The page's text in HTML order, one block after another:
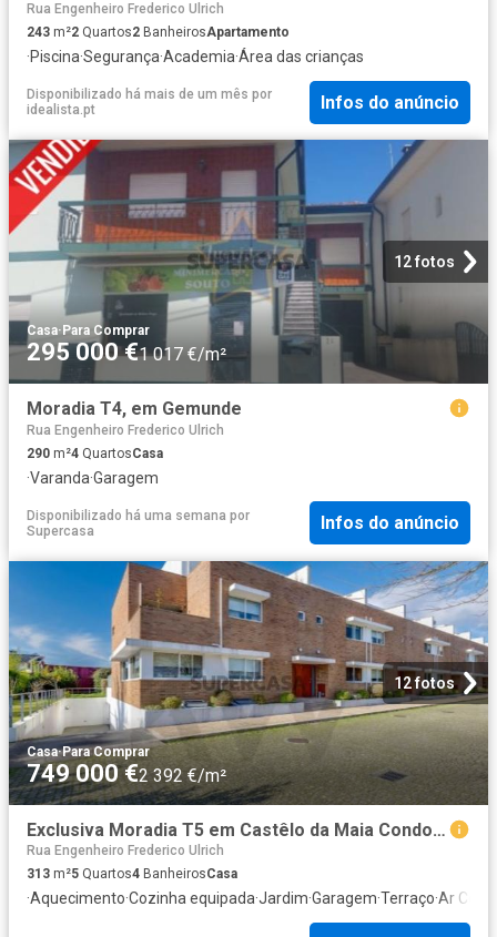
Rua Engenheiro Frederico Ulrich
243 m²2 Quartos2 BanheirosApartamento
·Piscina·Segurança·Academia·Área das crianças
Disponibilizado há mais de um mês por
idealista.pt
Infos do anúncio
12 fotos
Casa· Para Comprar
295 000 €1 017 €/m²
Moradia T4, em Gemunde
Rua Engenheiro Frederico Ulrich
290 m²4 QuartosCasa
·Varanda·Garagem
Disponibilizado há uma semana por
Supercasa
Infos do anúncio
12 fotos
Casa·Para Comprar
749 000 €2 392 €/m²
Exclusiva Moradia T5 em Castêlo da Maia Condomínio Privado
Rua Engenheiro Frederico Ulrich
313 m²5 Quartos4 BanheirosCasa
·Aquecimento·Cozinha equipada·Jardim·Garagem·Terraço·Ar